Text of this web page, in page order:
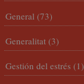
General (73)
Generalitat (3)
Gestión del estrés (1)